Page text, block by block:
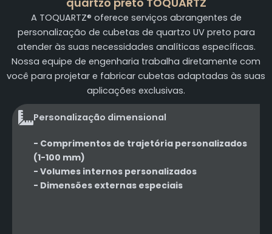
A TOQUARTZ® oferece serviços abrangentes de
personalização de cubetas de quartzo UV preto para
atender às suas necessidades analíticas específicas.
Nossa equipe de engenharia trabalha diretamente com
você para projetar e fabricar cubetas adaptadas às suas
aplicações exclusivas.
Personalização dimensional
- Comprimentos de trajetória personalizados
(1-100 mm)
- Volumes internos personalizados
- Dimensões externas especiais